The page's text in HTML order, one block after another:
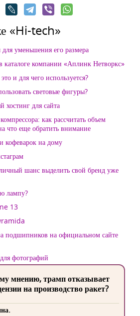
«Hi-tech»
уменьшения его размера
каталоге компании «Аплинк Нетворкс»
и для чего используется?
световые фигуры?
хостинг для сайта
как рассчитать объем
что еще обратить внимание
кофеварок на дому
шанс выделить свой бренд уже
лампу?
13
подшипников на официальном сайте
фотографий
мнению, трамп отказывает
на производство ракет?